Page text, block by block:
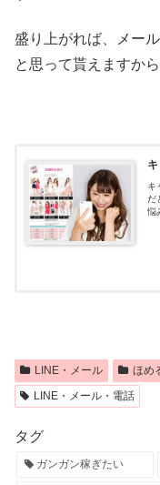
盛り上がれば、メー
と思って貰えますか
キ
だ
悩
LINE・メール ほめ
LINE・メール・電話
タグ
ガンガン稼ぎたい